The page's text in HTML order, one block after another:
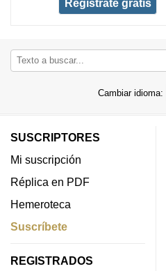
Regístrate gratis
Cambiar idioma:
SUSCRIPTORES
Mi suscripción
Réplica en PDF
Hemeroteca
Suscríbete
REGISTRADOS